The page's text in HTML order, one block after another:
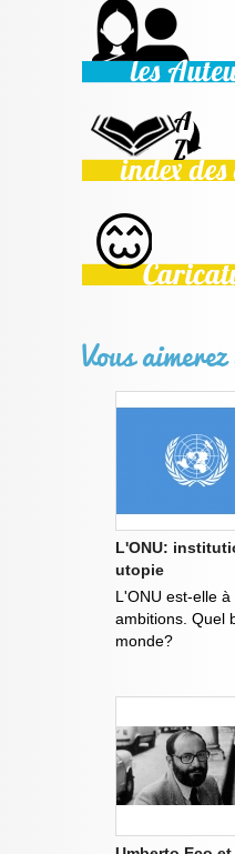
Vous
L'ONU:
utopie
L'ONU est-elle
ambitions. Quel
monde?